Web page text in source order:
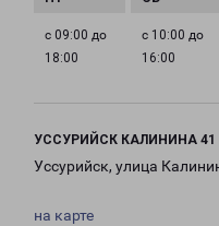
с 09:00 до
18:00
с 10:00 до
16:00
УССУРИЙСК КАЛИНИНА 41
Уссурийск, улица
на карте